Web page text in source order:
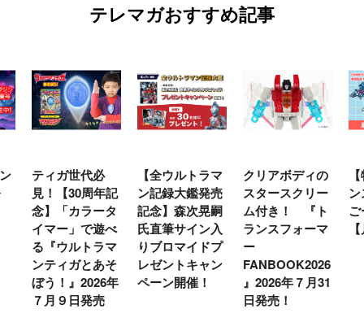
テレマガおすすめ記事
ティガ世代必
見！【30周年記
念】「カラータ
イマー」で遊べ
る『ウルトラマ
ンティガとあそ
ぼう！』2026年
７月９日発売
【全ウルトラマ
ン記録大鑑発売
記念】森次晃嗣
氏直筆サイン入
りブロマイドプ
レゼントキャン
ペーン開催！
クリアボディの
スタースクリー
ム付き！ 『ト
ランスフォーマ
ー
FANBOOK2026
』2026年７月31
日発売！